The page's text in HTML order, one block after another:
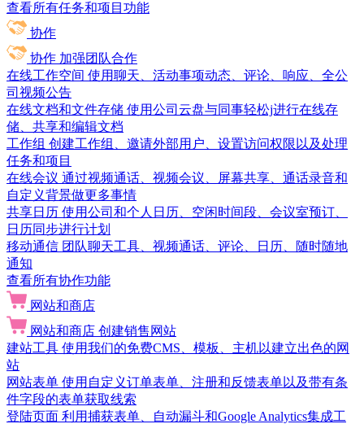
查看所有任务和项目功能
协作
协作 加强团队合作
在线工作空间 使用聊天、活动事项动态、评论、响应、全公
司视频公告
在线文档和文件存储 使用公司云盘与同事轻松j进行在线存
储、共享和编辑文档
工作组 创建工作组、邀请外部用户、设置访问权限以及处理
任务和项目
在线会议 通过视频通话、视频会议、屏幕共享、通话录音和
自定义背景做更多事情
共享日历 使用公司和个人日历、空闲时间段、会议室预订、
日历同步进行计划
移动通信 团队聊天工具、视频通话、评论、日历、随时随地
通知
查看所有协作功能
网站和商店
网站和商店 创建销售网站
建站工具 使用我们的免费CMS、模板、主机以建立出色的网
站
网站表单 使用自定义订单表单、注册和反馈表单以及带有条
件字段的表单获取线索
登陆页面 利用捕获表单、自动漏斗和Google Analytics集成工